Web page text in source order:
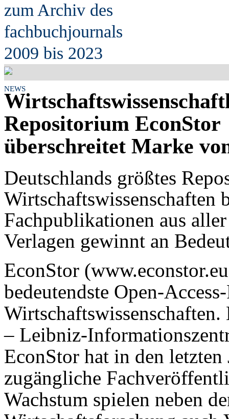
zum Archiv des
fachbuchjournals
2009 bis 2023
NEWS
Repositorium EconStor
überschreitet Marke
Deutschlands größtes
Wirtschaftswissenschaften
Fachpublikationen aus
Verlagen gewinnt an
EconStor
bedeutendste Open-
– Leibniz-
EconStor hat in den
zugängliche
Wachstum spielen neben